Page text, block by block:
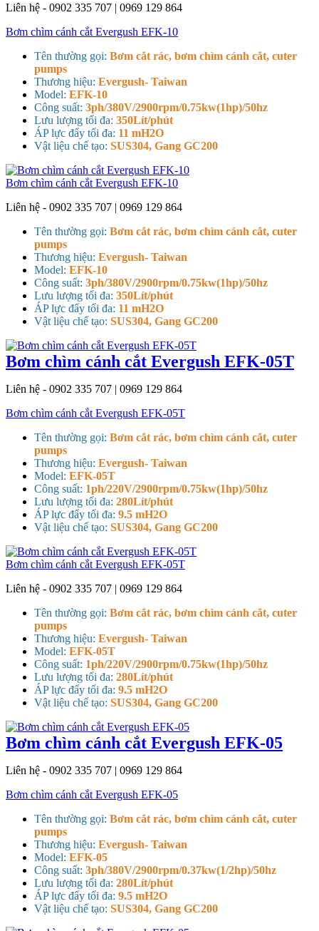
Liên hệ - 0902 335 707 | 0969 129 864
Bơm chìm cánh cắt Evergush EFK-10
Tên thường gọi: Bơm cắt rác, bơm chìm cánh cắt, cuter
pumps
Thương hiệu: Evergush- Taiwan
Model: EFK-10
Công suất: 3ph/380V/2900rpm/0.75kw(1hp)/50hz
Lưu lượng tối đa: 350Lít/phút
ÁP lực đẩy tối đa: 11 mH2O
Vật liệu chế tạo: SUS304, Gang GC200
Bơm chìm cánh cắt Evergush EFK-10
Liên hệ - 0902 335 707 | 0969 129 864
Tên thường gọi: Bơm cắt rác, bơm chìm cánh cắt, cuter
pumps
Thương hiệu: Evergush- Taiwan
Model: EFK-10
Công suất: 3ph/380V/2900rpm/0.75kw(1hp)/50hz
Lưu lượng tối đa: 350Lít/phút
ÁP lực đẩy tối đa: 11 mH2O
Vật liệu chế tạo: SUS304, Gang GC200
Bơm chìm cánh cắt Evergush EFK-05T
Liên hệ - 0902 335 707 | 0969 129 864
Bơm chìm cánh cắt Evergush EFK-05T
Tên thường gọi: Bơm cắt rác, bơm chìm cánh cắt, cuter
pumps
Thương hiệu: Evergush- Taiwan
Model: EFK-05T
Công suất: 1ph/220V/2900rpm/0.75kw(1hp)/50hz
Lưu lượng tối đa: 280Lít/phút
ÁP lực đẩy tối đa: 9.5 mH2O
Vật liệu chế tạo: SUS304, Gang GC200
Bơm chìm cánh cắt Evergush EFK-05T
Liên hệ - 0902 335 707 | 0969 129 864
Tên thường gọi: Bơm cắt rác, bơm chìm cánh cắt, cuter
pumps
Thương hiệu: Evergush- Taiwan
Model: EFK-05T
Công suất: 1ph/220V/2900rpm/0.75kw(1hp)/50hz
Lưu lượng tối đa: 280Lít/phút
ÁP lực đẩy tối đa: 9.5 mH2O
Vật liệu chế tạo: SUS304, Gang GC200
Bơm chìm cánh cắt Evergush EFK-05
Liên hệ - 0902 335 707 | 0969 129 864
Bơm chìm cánh cắt Evergush EFK-05
Tên thường gọi: Bơm cắt rác, bơm chìm cánh cắt, cuter
pumps
Thương hiệu: Evergush- Taiwan
Model: EFK-05
Công suất: 3ph/380V/2900rpm/0.37kw(1/2hp)/50hz
Lưu lượng tối đa: 280Lít/phút
ÁP lực đẩy tối đa: 9.5 mH2O
Vật liệu chế tạo: SUS304, Gang GC200